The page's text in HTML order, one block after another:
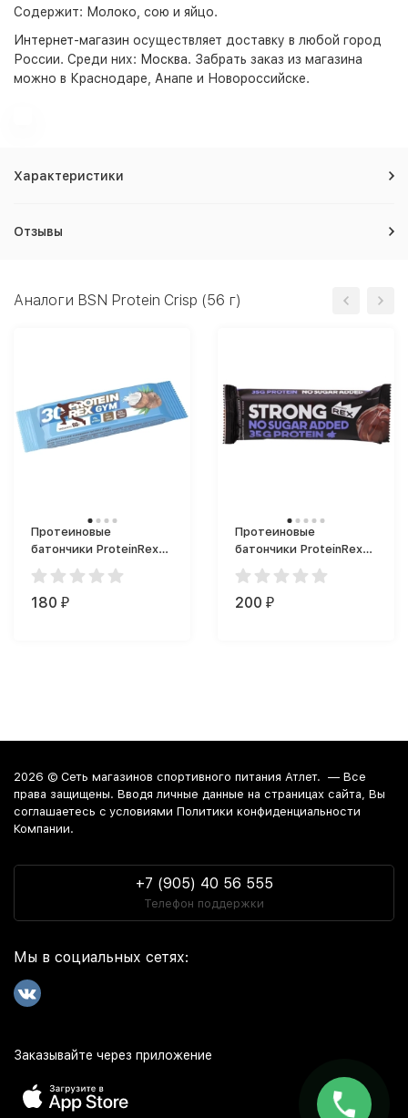
Содержит: Молоко, сою и яйцо.
Интернет-магазин осуществляет доставку в любой город
России. Среди них: Москва. Забрать заказ из магазина
можно в Краснодаре, Анапе и Новороссийске.
Характеристики
Отзывы
Аналоги BSN Protein Crisp (56 г)
Протеиновые
батончики ProteinRex
30% GYM bar (60 г)
180 ₽
Протеиновые
батончики ProteinRex
35% STRONG bar (100
г)
200 ₽
2026 © Сеть магазинов спортивного питания Атлет. — Все
права защищены. Вводя личные данные на страницах сайта, Вы
соглашаетесь c условиями Политики конфиденциальности
Компании.
+7 (905) 40 56 555
Телефон поддержки
Мы в социальных сетях:
Заказывайте через приложение